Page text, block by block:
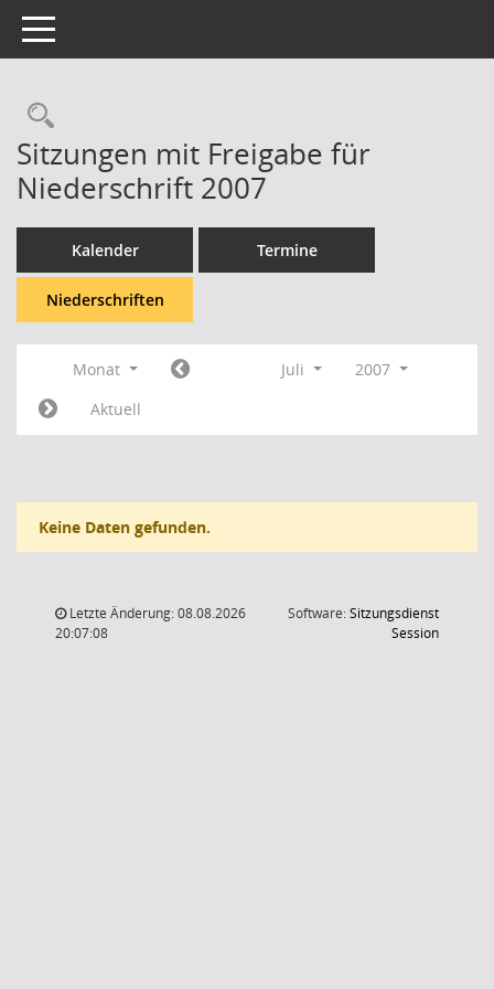
Toggle navigation
Rechercheauswahl
Sitzungen mit Freigabe für
Niederschrift 2007
Kalender Termine
Niederschriften
Monat Juli
2007
Aktuell
Keine Daten gefunden.
Letzte Änderung: 08.08.2026
20:07:08
Software:Sitzungsdienst
Session(Wird in